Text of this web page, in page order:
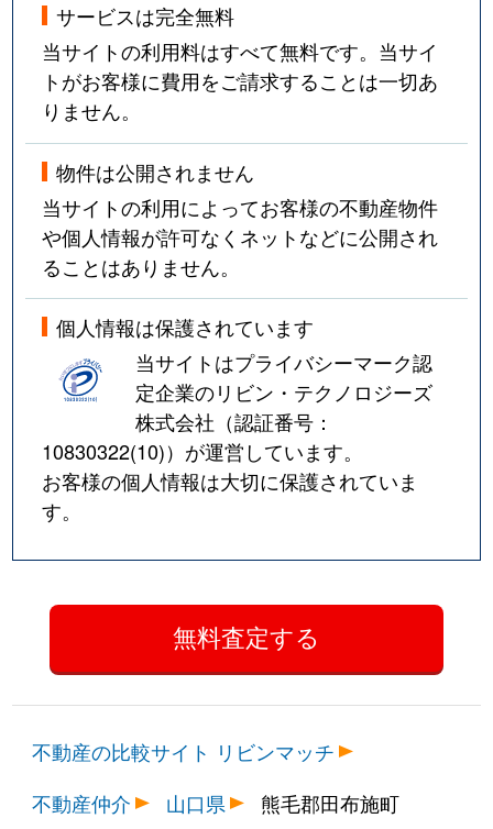
サービスは完全無料
当サイトの利用料はすべて無料です。当サイ
トがお客様に費用をご請求することは一切あ
りません。
物件は公開されません
当サイトの利用によってお客様の不動産物件
や個人情報が許可なくネットなどに公開され
ることはありません。
個人情報は保護されています
当サイトはプライバシーマーク認
定企業のリビン・テクノロジーズ
株式会社（認証番号：
10830322(10)）が運営しています。
お客様の個人情報は大切に保護されていま
す。
不動産の比較サイト リビンマッチ
不動産仲介
山口県 熊毛郡田布施町